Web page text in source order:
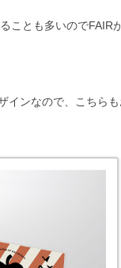
ことも多いのでFAIR
インなので、こちらも